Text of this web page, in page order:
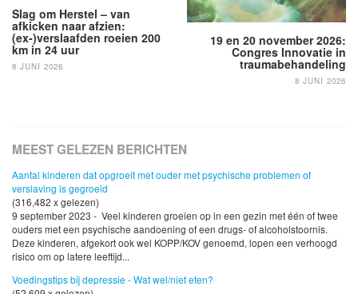
19 en 20 november 2026:
Congres Innovatie in
traumabehandeling
8 JUNI 2026
Slag om Herstel – van
afkicken naar afzien:
(ex-)verslaafden roeien 200
km in 24 uur
8 JUNI 2026
MEEST GELEZEN BERICHTEN
Aantal kinderen dat opgroeit met ouder met psychische problemen of
verslaving is gegroeid
(316,482 x gelezen)
9 september 2023 - Veel kinderen groeien op in een gezin met één of twee
ouders met een psychische aandoening of een drugs- of alcoholstoornis.
Deze kinderen, afgekort ook wel KOPP/KOV genoemd, lopen een verhoogd
risico om op latere leeftijd...
Voedingstips bij depressie - Wat wel/niet eten?